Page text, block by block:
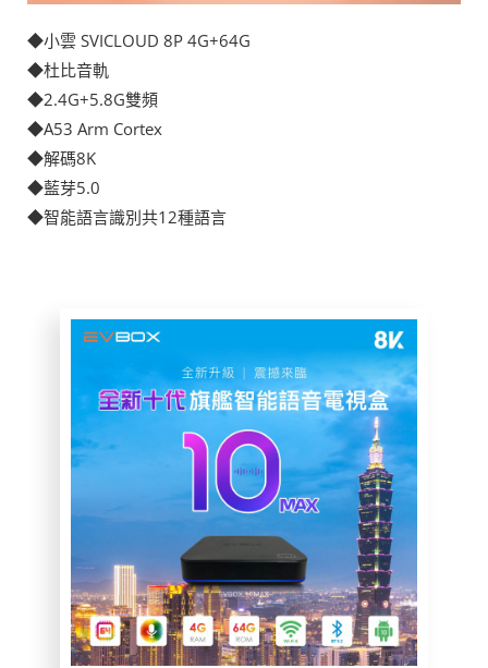
◆小雲 SVICLOUD 8P 4G+64G
◆杜比音軌
◆2.4G+5.8G雙頻
◆A53 Arm Cortex
◆解碼8K
◆藍芽5.0
◆智能語言識別共12種語言